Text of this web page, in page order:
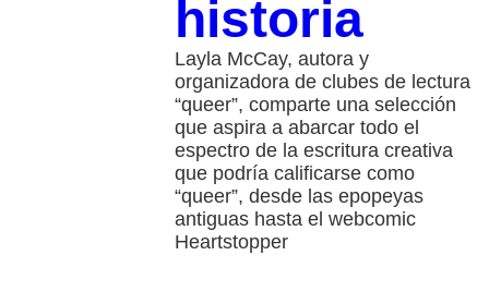
historia
Layla McCay, autora y
organizadora de clubes de lectura
“queer”, comparte una selección
que aspira a abarcar todo el
espectro de la escritura creativa
que podría calificarse como
“queer”, desde las epopeyas
antiguas hasta el webcomic
Heartstopper